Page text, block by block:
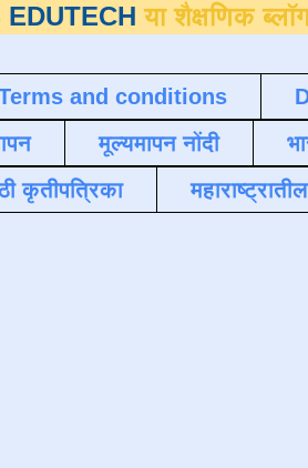
या शैक्षणिक ब्लॉगवर आपले
and conditions
मूल्यमापन नोंदी
कृतीपत्रिका